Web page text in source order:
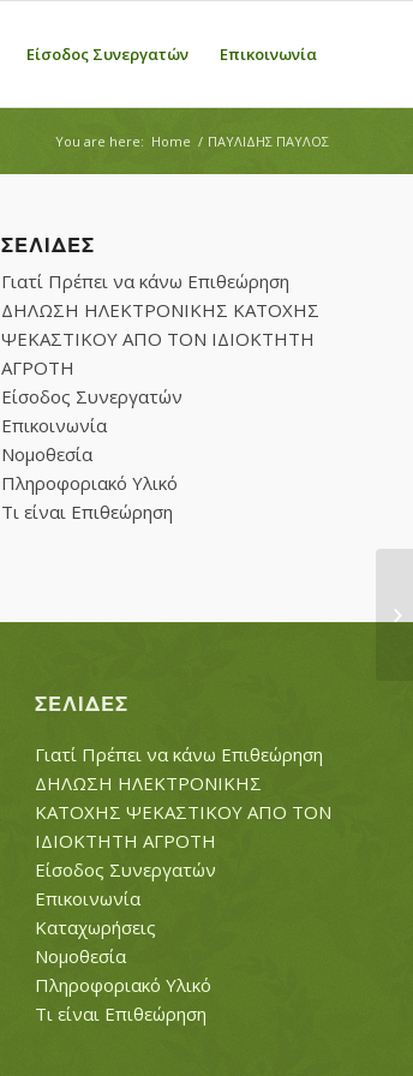
Είσοδος Συνεργατών Επικοινωνία
You are here: Home / ΠΑΥΛΙΔΗΣ ΠΑΥΛΟΣ
ΣΕΛΊΔΕΣ
Γιατί Πρέπει να κάνω Επιθεώρηση
ΔΗΛΩΣΗ ΗΛΕΚΤΡΟΝΙΚΗΣ ΚΑΤΟΧΗΣ
ΨΕΚΑΣΤΙΚΟΥ ΑΠΟ ΤΟΝ ΙΔΙΟΚΤΗΤΗ
ΑΓΡΟΤΗ
Είσοδος Συνεργατών
Επικοινωνία
Νομοθεσία
Πληροφοριακό Υλικό
Τι είναι Επιθεώρηση
ΣΕΛΊΔΕΣ
Γιατί Πρέπει να κάνω Επιθεώρηση
ΔΗΛΩΣΗ ΗΛΕΚΤΡΟΝΙΚΗΣ
ΚΑΤΟΧΗΣ ΨΕΚΑΣΤΙΚΟΥ ΑΠΟ ΤΟΝ
ΙΔΙΟΚΤΗΤΗ ΑΓΡΟΤΗ
Είσοδος Συνεργατών
Επικοινωνία
Καταχωρήσεις
Νομοθεσία
Πληροφοριακό Υλικό
Τι είναι Επιθεώρηση